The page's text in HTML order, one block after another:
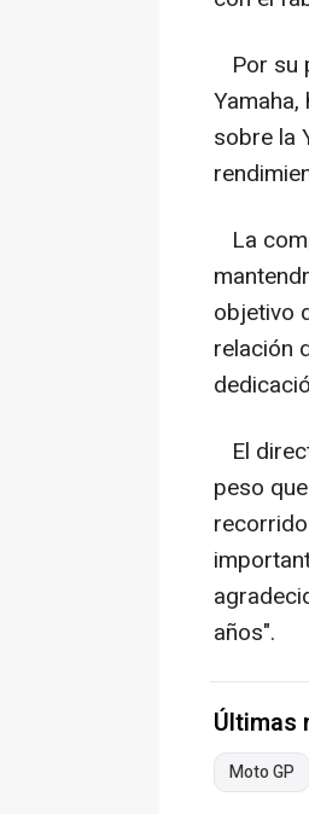
Por su
sobre la
La
objetivo
relación
El
peso
años".
Últimas
Moto GP